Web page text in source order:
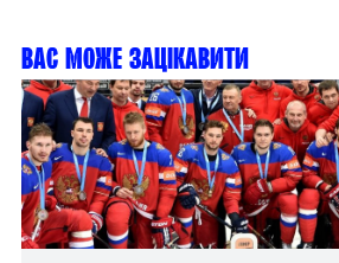
Вас може зацікавити